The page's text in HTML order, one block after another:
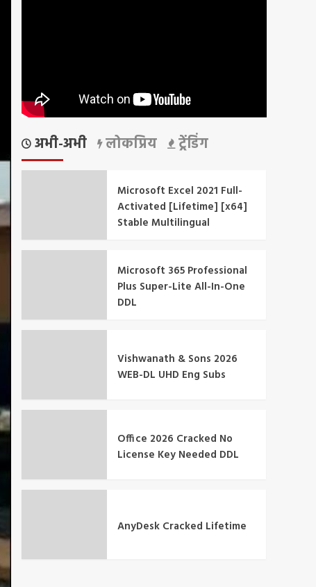
अभी-अभी लोकप्रिय ट्रेंडिंग
Microsoft Excel 2021 Full-
Activated [Lifetime] [x64]
Stable Multilingual
Microsoft 365 Professional
Plus Super-Lite All-In-One
DDL
Vishwanath & Sons 2026
WEB-DL UHD Eng Subs
Office 2026 Cracked No
License Key Needed DDL
AnyDesk Cracked Lifetime